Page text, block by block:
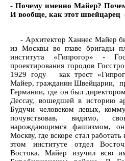
- Почему именно Майер?
И вообще, как этот швейцарец
- Архитектор Ханнес Майер
из Москвы во главе бригады
института «Гипрогор» -
проектирования городов
1929 году как трест
Майер, гражданин Швейцарии,
Германии, где он был
Дессау, вошедшей в историю
Будучи человеком левых,
почувствовав, видимо,
нарождающимся фашизмом,
Москву, где вскоре стал
этом институте отдел
Востока. Майер изучил всю